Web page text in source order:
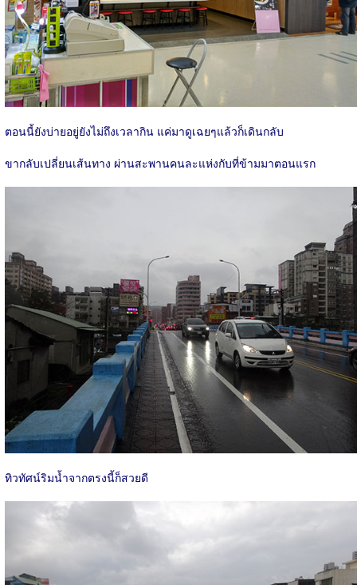
ตอนนี้ยังบ่ายอยู่ยังไม่ถึงเวลากิน แค่มาดูเฉยๆแล้วก็เดินกลับ
ขากลับเปลี่ยนเส้นทาง ผ่านสะพานคนละแห่งกับที่ข้ามมาตอนแรก
ทิวทัศน์ริมน้ำจากตรงนี้ก็สวยดี